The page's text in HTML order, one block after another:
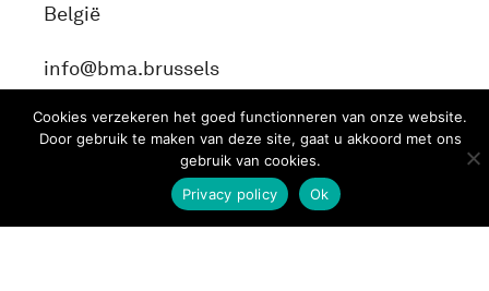
België
info@bma.brussels
Cookies verzekeren het goed functionneren van onze website.
Door gebruik te maken van deze site, gaat u akkoord met ons
gebruik van cookies.
Ok
Privacy policy